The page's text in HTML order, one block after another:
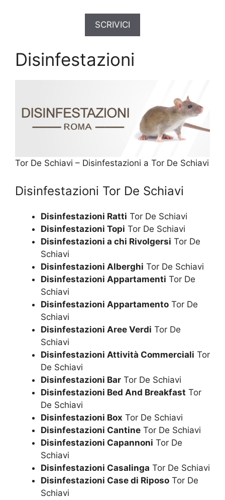
SCRIVICI
Disinfestazioni
Tor De Schiavi – Disinfestazioni a Tor De Schiavi
Disinfestazioni Tor De Schiavi
Disinfestazioni Ratti Tor De Schiavi
Disinfestazioni Topi Tor De Schiavi
Disinfestazioni a chi Rivolgersi Tor De
Schiavi
Disinfestazioni Alberghi Tor De Schiavi
Disinfestazioni Appartamenti Tor De
Schiavi
Disinfestazioni Appartamento Tor De
Schiavi
Disinfestazioni Aree Verdi Tor De
Schiavi
Disinfestazioni Attività Commerciali Tor
De Schiavi
Disinfestazioni Bar Tor De Schiavi
Disinfestazioni Bed And Breakfast Tor
De Schiavi
Disinfestazioni Box Tor De Schiavi
Disinfestazioni Cantine Tor De Schiavi
Disinfestazioni Capannoni Tor De
Schiavi
Disinfestazioni Casalinga Tor De Schiavi
Disinfestazioni Case di Riposo Tor De
Schiavi